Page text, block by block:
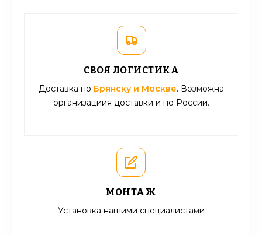
СВОЯ ЛОГИСТИКА
Доставка по Брянску и Москве. Возможна
организациия доставки и по России.
МОНТАЖ
Установка нашими специалистами